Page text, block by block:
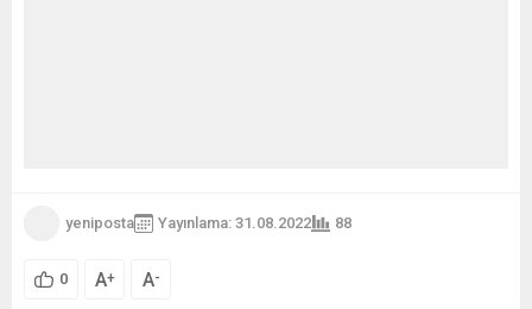
yeniposta Yayınlama: 31.08.2022 88
0 A+ A-